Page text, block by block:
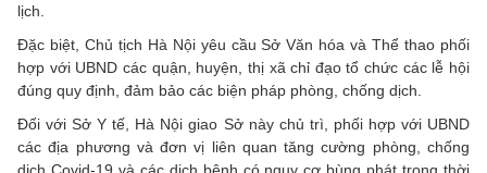
lịch.
Đặc biệt, Chủ tịch Hà Nội yêu cầu Sở Văn hóa và Thể thao phối
hợp với UBND các quận, huyện, thị xã chỉ đạo tổ chức các lễ hội
đúng quy định, đảm bảo các biện pháp phòng, chống dịch.
Đối với Sở Y tế, Hà Nội giao Sở này chủ trì, phối hợp với UBND
các địa phương và đơn vị liên quan tăng cường phòng, chống
dịch Covid-19 và các dịch bệnh có nguy cơ bùng phát trong thời